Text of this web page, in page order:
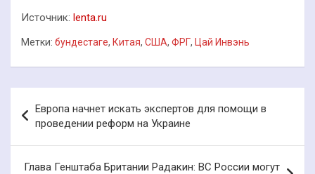
Источник: lenta.ru
Метки: бундестаге, Китая, США, ФРГ, Цай Инвэнь
по
записям
Европа начнет искать экспертов для помощи в
проведении реформ на Украине
Глава Генштаба Британии Радакин: ВС России могут